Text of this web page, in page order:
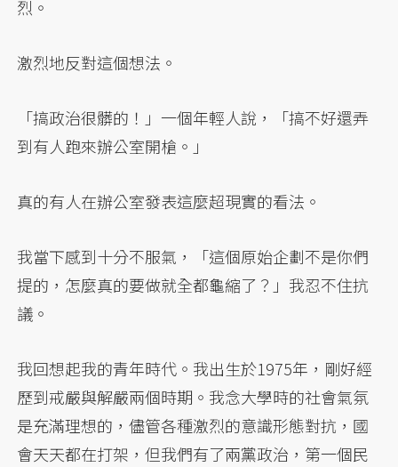
烈。
激烈地反對這個想法。
「搞政治很髒的！」一個年輕人說，「搞不好還弄
到有人跑來辦公室開槍。」
真的有人在辦公室發表這麼超現實的看法。
我當下感到十分不服氣，「這個原始企劃不是你們
提的，怎麼真的要做就全都龜縮了？」我忍不住抗
議。
我回想起我的青年時代。我出生於1975年，剛好經
歷到戒嚴與解嚴兩個時期。我念大學時的社會氣氛
是充滿理想的，儘管各種激烈的意識形態對抗，國
會天天都在打架，但我們有了兩黨政治，第一個民